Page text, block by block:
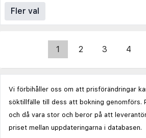
Fler val
1 2 3 4
Vi förbihåller oss om att prisförändringar
söktillfälle till dess att bokning genomförs.
och då vara stor och beror på att
priset mellan uppdateringarna i databasen.